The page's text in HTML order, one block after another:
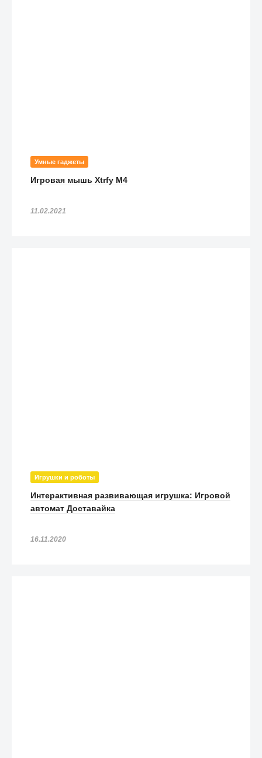
Умные гаджеты
Игровая мышь Xtrfy M4
11.02.2021
Игрушки и роботы
Интерактивная развивающая игрушка: Игровой
автомат Доставайка
16.11.2020